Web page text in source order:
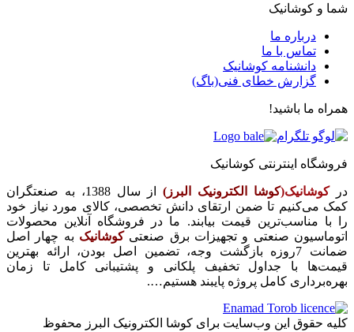
شما و کوشانیک
درباره ما
تماس با ما
دانشنامه کوشانیک
گزارش خطای فنی(باگ)
همراه ما باشید!
فروشگاه اینترنتی کوشانیک
در کوشانیک(کوشا الکترونیک البرز)
از سال 1388، به صنعتگران
کمک می‌کنیم تا ضمن ارتقای دانش تخصصی، کالای مورد نیاز خود
را با مناسب‌ترین قیمت بیابند. ما در فروشگاه آنلاین محصولات
اتوماسیون صنعتی و تجهیزات برق صنعتی کوشانیک به چهار اصل
ضمانت 7روزه بازگشت وجه، تضمین اصل بودن، ارائه بهترین
قیمت‌ها با جداول تخفیف پلکانی و پشتیبانی کامل تا زمان
بهره‌برداری کامل پروژه پایبند هستیم….
کلیه حقوق این وب‌سایت برای کوشا الکترونیک البرز محفوظ